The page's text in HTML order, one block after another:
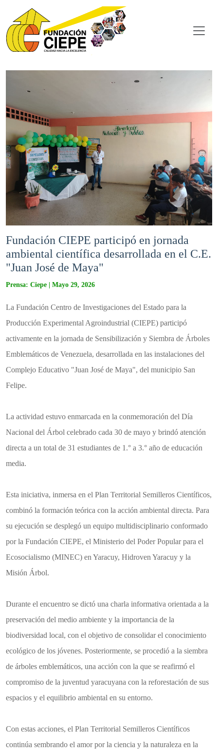
Fundación ​CIEPE participó en jornada
ambiental científica desarrollada en el C.E.
"Juan José de Maya"
Prensa: Ciepe | Mayo 29, 2026
​La Fundación Centro de Investigaciones del Estado para la
Producción Experimental Agroindustrial (CIEPE) participó
activamente en la jornada de Sensibilización y Siembra de Árboles
Emblemáticos de Venezuela, desarrollada en las instalaciones del
Complejo Educativo "Juan José de Maya", del municipio San
Felipe.
​La actividad estuvo enmarcada en la conmemoración del Día
Nacional del Árbol celebrado cada 30 de mayo y brindó atención
directa a un total de 31 estudiantes de 1.° a 3.° año de educación
media.
​Esta iniciativa, inmersa en el Plan Territorial Semilleros Científicos,
combinó la formación teórica con la acción ambiental directa. Para
su ejecución se desplegó un equipo multidisciplinario conformado
por la Fundación CIEPE, el Ministerio del Poder Popular para el
Ecosocialismo (MINEC) en Yaracuy, Hidroven Yaracuy y la
Misión Árbol.
​Durante el encuentro se dictó una charla informativa orientada a la
preservación del medio ambiente y la importancia de la
biodiversidad local, con el objetivo de consolidar el conocimiento
ecológico de los jóvenes. Posteriormente, se procedió a la siembra
de árboles emblemáticos, una acción con la que se reafirmó el
compromiso de la juventud yaracuyana con la reforestación de sus
espacios y el equilibrio ambiental en su entorno.
​Con estas acciones, el Plan Territorial Semilleros Científicos
continúa sembrando el amor por la ciencia y la naturaleza en la